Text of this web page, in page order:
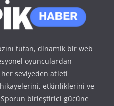
tutan, dinamik bir web
oyunculardan
seviyeden atleti
etkinliklerini ve
birleştirici gücüne